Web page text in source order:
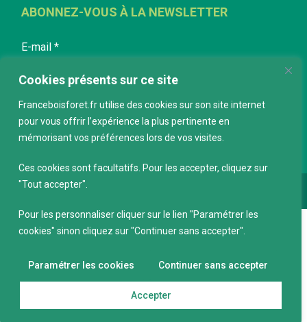
Cookies présents sur ce site
Franceboisforet.fr utilise des cookies sur son site internet
pour vous offrir l’expérience la plus pertinente en
mémorisant vos préférences lors de vos visites.
Ces cookies sont facultatifs. Pour les accepter, cliquez sur
"Tout accepter".
Pour les personnaliser cliquer sur le lien "Paramétrer les
cookies" sinon cliquez sur "Continuer sans accepter".
Paramétrer les cookies Continuer sans accepter
Accepter
ABONNEZ-VOUS À LA NEWSLETTER
E-mail *